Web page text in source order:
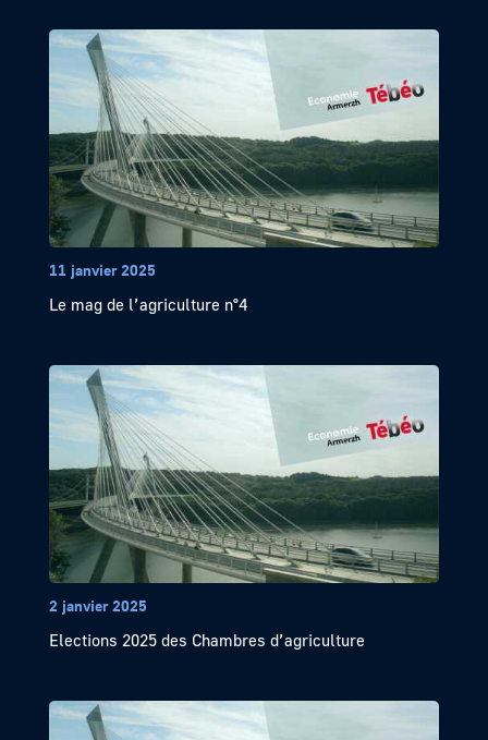
11 janvier 2025
Le mag de l’agriculture n°4
2 janvier 2025
Elections 2025 des Chambres d’agriculture